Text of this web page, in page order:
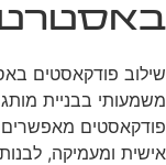
שילוב פודקאסטים
משמעותי בבניית
פודקאסטים
אישית ומעמיקה,